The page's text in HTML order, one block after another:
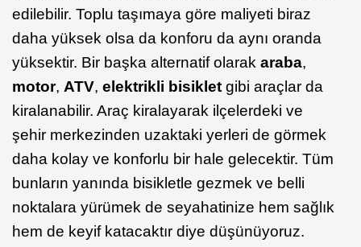
edilebilir. Toplu taşımaya göre maliyeti biraz
daha yüksek olsa da konforu da aynı oranda
yüksektir. Bir başka alternatif olarak araba,
motor, ATV, elektrikli bisiklet gibi araçlar da
kiralanabilir. Araç kiralayarak ilçelerdeki ve
şehir merkezinden uzaktaki yerleri de görmek
daha kolay ve konforlu bir hale gelecektir. Tüm
bunların yanında bisikletle gezmek ve belli
noktalara yürümek de seyahatinize hem sağlık
hem de keyif katacaktır diye düşünüyoruz.